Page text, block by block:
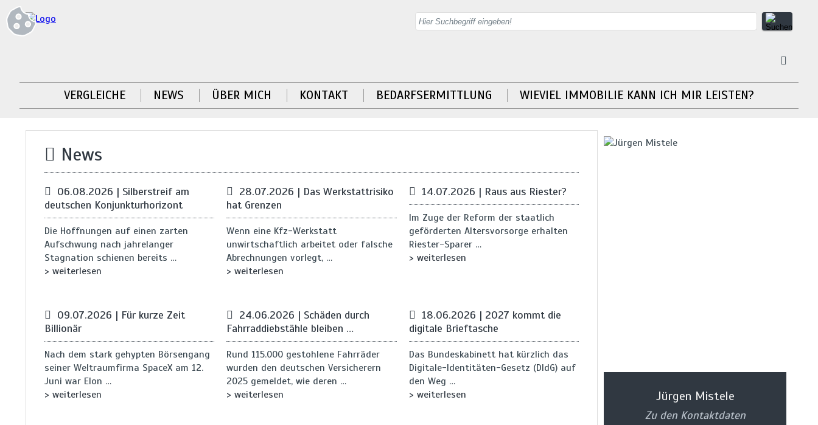
VERGLEICHE NEWS ÜBER MICH KONTAKT BEDARFSERMITTLUNG WIEVIEL IMMOBILIE KANN ICH MIR LEISTEN?
Jürgen Mistele
Zu den Kontaktdaten
News
06.08.2026 | Silberstreif am
deutschen Konjunkturhorizont
Die Hoffnungen auf einen zarten
Aufschwung nach jahrelanger
Stagnation schienen bereits …
> weiterlesen
28.07.2026 | Das Werkstattrisiko
hat Grenzen
Wenn eine Kfz-Werkstatt
unwirtschaftlich arbeitet oder falsche
Abrechnungen vorlegt, …
> weiterlesen
14.07.2026 | Raus aus Riester?
Im Zuge der Reform der staatlich
geförderten Altersvorsorge erhalten
Riester-Sparer …
> weiterlesen
09.07.2026 | Für kurze Zeit
Billionär
Nach dem stark gehypten Börsengang
seiner Weltraumfirma SpaceX am 12.
Juni war Elon …
> weiterlesen
24.06.2026 | Schäden durch
Fahrraddiebstähle bleiben …
Rund 115.000 gestohlene Fahrräder
wurden den deutschen Versicherern
2025 gemeldet, wie deren …
> weiterlesen
18.06.2026 | 2027 kommt die
digitale Brieftasche
Das Bundeskabinett hat kürzlich das
Digitale-Identitäten-Gesetz (DIdG) auf
den Weg …
> weiterlesen